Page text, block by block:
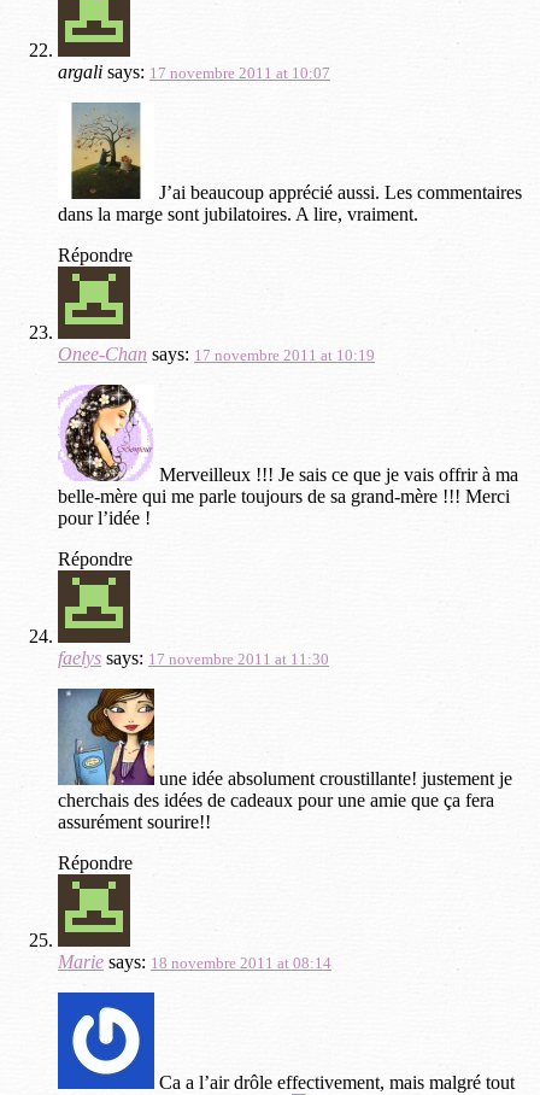
argali says: 17 novembre 2011 at 10:07
J’ai beaucoup apprécié aussi. Les commentaires
dans la marge sont jubilatoires. A lire, vraiment.
Répondre
Onee-Chan says: 17 novembre 2011 at 10:19
Merveilleux !!! Je sais ce que je vais offrir à ma
belle-mère qui me parle toujours de sa grand-mère !!! Merci
pour l’idée !
Répondre
faelys says: 17 novembre 2011 at 11:30
une idée absolument croustillante! justement je
cherchais des idées de cadeaux pour une amie que ça fera
assurément sourire!!
Répondre
Marie says: 18 novembre 2011 at 08:14
Ca a l’air drôle effectivement, mais malgré tout